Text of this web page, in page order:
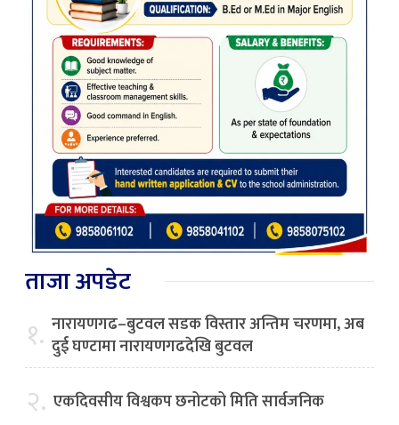
ताजा अपडेट
१. नारायणगढ–बुटवल सडक विस्तार अन्तिम चरणमा, अब
दुई घण्टामा नारायणगढदेखि बुटवल
२. एकदिवसीय विश्वकप छनोटको मिति सार्वजनिक